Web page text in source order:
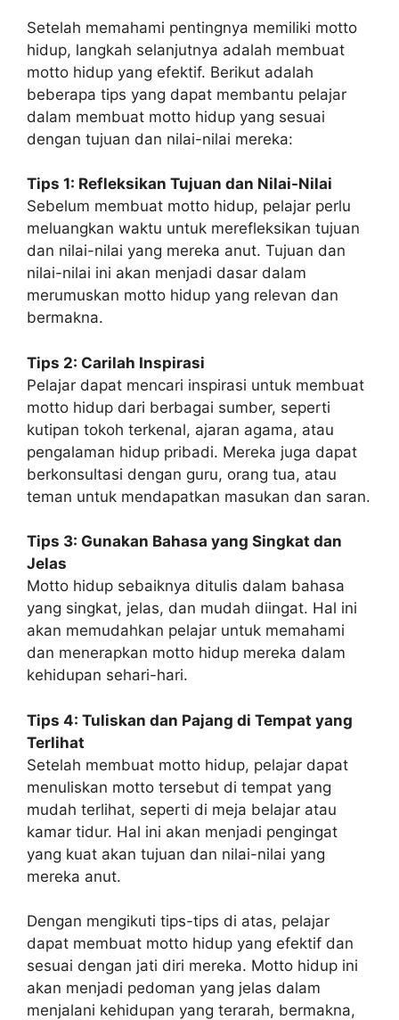
Setelah memahami pentingnya memiliki motto
hidup, langkah selanjutnya adalah membuat
motto hidup yang efektif. Berikut adalah
beberapa tips yang dapat membantu pelajar
dalam membuat motto hidup yang sesuai
dengan tujuan dan nilai-nilai mereka:
Tips 1: Refleksikan Tujuan dan Nilai-Nilai
Sebelum membuat motto hidup, pelajar perlu
meluangkan waktu untuk merefleksikan tujuan
dan nilai-nilai yang mereka anut. Tujuan dan
nilai-nilai ini akan menjadi dasar dalam
merumuskan motto hidup yang relevan dan
bermakna.
Tips 2: Carilah Inspirasi
Pelajar dapat mencari inspirasi untuk membuat
motto hidup dari berbagai sumber, seperti
kutipan tokoh terkenal, ajaran agama, atau
pengalaman hidup pribadi. Mereka juga dapat
berkonsultasi dengan guru, orang tua, atau
teman untuk mendapatkan masukan dan saran.
Tips 3: Gunakan Bahasa yang Singkat dan
Jelas
Motto hidup sebaiknya ditulis dalam bahasa
yang singkat, jelas, dan mudah diingat. Hal ini
akan memudahkan pelajar untuk memahami
dan menerapkan motto hidup mereka dalam
kehidupan sehari-hari.
Tips 4: Tuliskan dan Pajang di Tempat yang
Terlihat
Setelah membuat motto hidup, pelajar dapat
menuliskan motto tersebut di tempat yang
mudah terlihat, seperti di meja belajar atau
kamar tidur. Hal ini akan menjadi pengingat
yang kuat akan tujuan dan nilai-nilai yang
mereka anut.
Dengan mengikuti tips-tips di atas, pelajar
dapat membuat motto hidup yang efektif dan
sesuai dengan jati diri mereka. Motto hidup ini
akan menjadi pedoman yang jelas dalam
menjalani kehidupan yang terarah, bermakna,